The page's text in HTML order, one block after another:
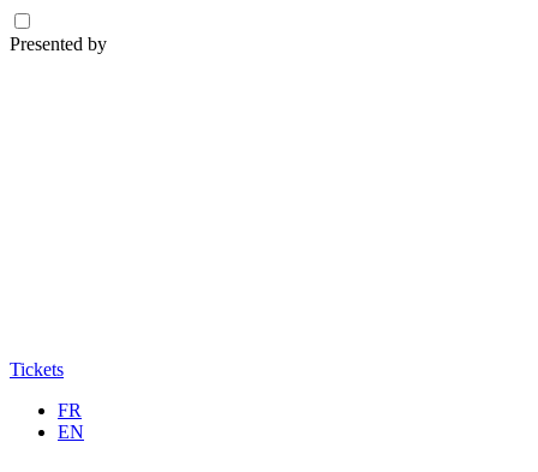
Presented by
Tickets
FR
EN